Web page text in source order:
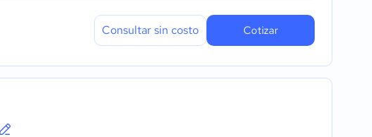
Consultar sin costo Cotizar